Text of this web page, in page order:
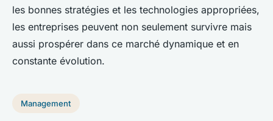
les bonnes stratégies et les technologies appropriées,
les entreprises peuvent non seulement survivre mais
aussi prospérer dans ce marché dynamique et en
constante évolution.
Management